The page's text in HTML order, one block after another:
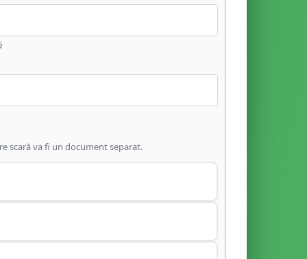
scară va fi un document separat.